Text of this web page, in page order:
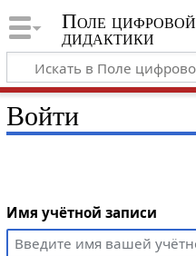
Поле цифровой
дидактики
Войти
Имя учётной записи